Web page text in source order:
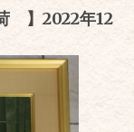
】2022年12